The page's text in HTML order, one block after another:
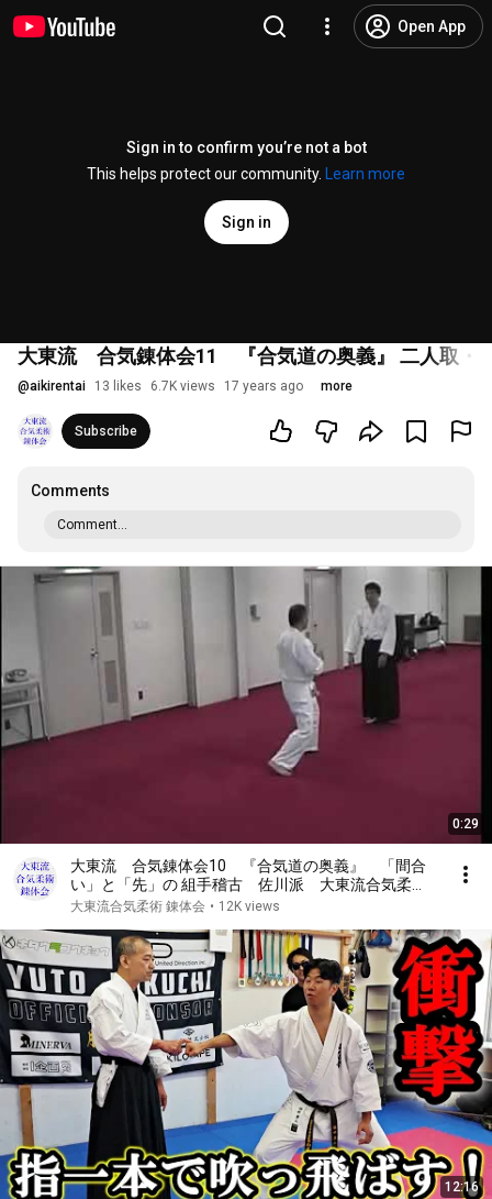
Open App
Sign in to confirm you’re not a bot
This helps protect our community.
Learn more
Sign in
大東流 合気錬体会11 『合気道の奥義』 二人取
@aikirentai 13 likes 6.7K views 17 years ago more
Subscribe
Comments
Comment...
0:29
大東流 合気錬体会10 『合気道の奥義』 「間合
い」と「先」の 組手稽古 佐川派 大東流合気柔
術 佐川幸義 吉丸慶雪 合気道
大東流合気柔術 錬体会 • 12K views
12:16